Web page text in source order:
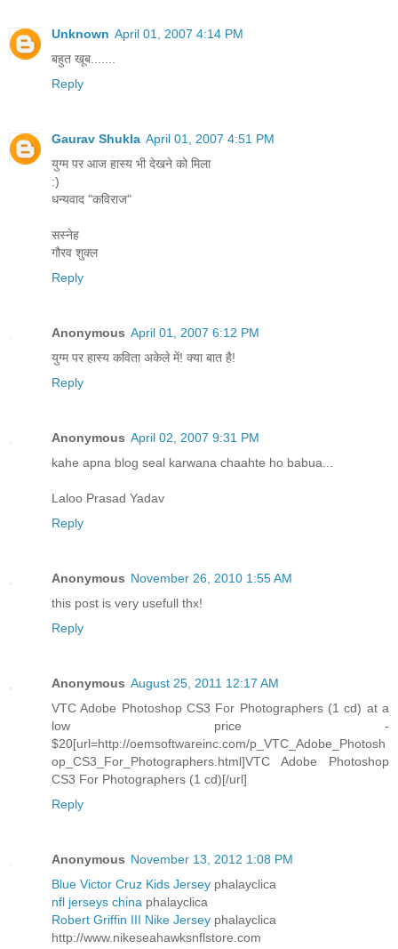
Unknown April 01, 2007 4:14 PM
बहुत खूब.......
Reply
Gaurav Shukla April 01, 2007 4:51 PM
युग्म पर आज हास्य भी देखने को मिला
:)
धन्यवाद "कविराज"
सस्नेह
गौरव शुक्ल
Reply
Anonymous April 01, 2007 6:12 PM
युग्म पर हास्य कविता अकेले में! क्या बात है!
Reply
Anonymous April 02, 2007 9:31 PM
kahe apna blog seal karwana chaahte ho babua...
Laloo Prasad Yadav
Reply
Anonymous November 26, 2010 1:55 AM
this post is very usefull thx!
Reply
Anonymous August 25, 2011 12:17 AM
VTC Adobe Photoshop CS3 For Photographers (1 cd) at a
low price -
$20[url=http://oemsoftwareinc.com/p_VTC_Adobe_Photosh
op_CS3_For_Photographers.html]VTC Adobe Photoshop
CS3 For Photographers (1 cd)[/url]
Reply
Anonymous November 13, 2012 1:08 PM
Blue Victor Cruz Kids Jersey phalayclica
nfl jerseys china phalayclica
Robert Griffin III Nike Jersey phalayclica
http://www.nikeseahawksnflstore.com